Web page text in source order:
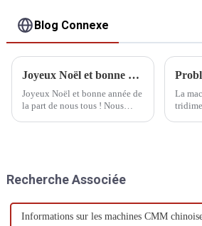
Blog Connexe
Joyeux Noël et bonne année de la part de nous tous !
Joyeux Noël et bonne année de
la part de nous tous ! Nous
épanouissement !
La
Recherche Associée
Informations sur les machines CMM